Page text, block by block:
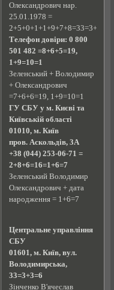
Олександрович нар.
25.01.1978 =
2+5+0+1+1+9+7+8=33=3+3=6
Телефон довіри: 0 800
501 482 =8+6+5=19,
1+9=10=1
Зеленський + Володимир
+ Олександрович
=7+6+6=19, 1+9=10=1
ГУ СБУ у м. Києві та
Київській області
01010, м. Київ
пров. Аскольдів, 3А
+38 (044) 253-06-71 =
2+8+6=16=1+6=7
Зеленський Володимир
Олександрович + дата
народження = 1+6=7
Центральне управління
СБУ
01601, м. Київ, вул.
Володимирська,
33=3+3=6
Зінченко В'ячеслав